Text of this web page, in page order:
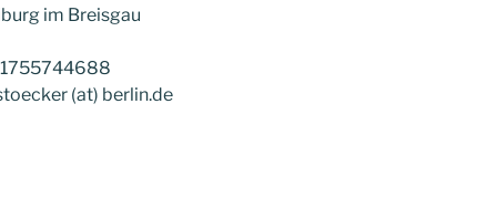
im Breisgau
(at) berlin.de